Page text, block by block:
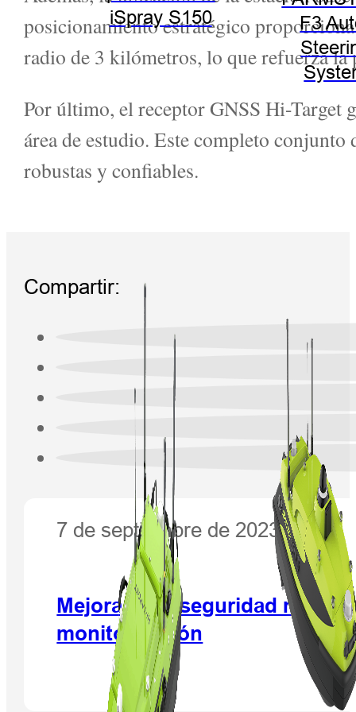
iSpray S150
F3
posicionamiento estratégico
radio de 3 kilómetros, lo que refuerza la
Por último, el receptor GNSS Hi-Target
área de estudio. Este completo
robustas y confiables.
Compartir:
7 de septiembre de 2023
Mejora de la seguridad
monitorización